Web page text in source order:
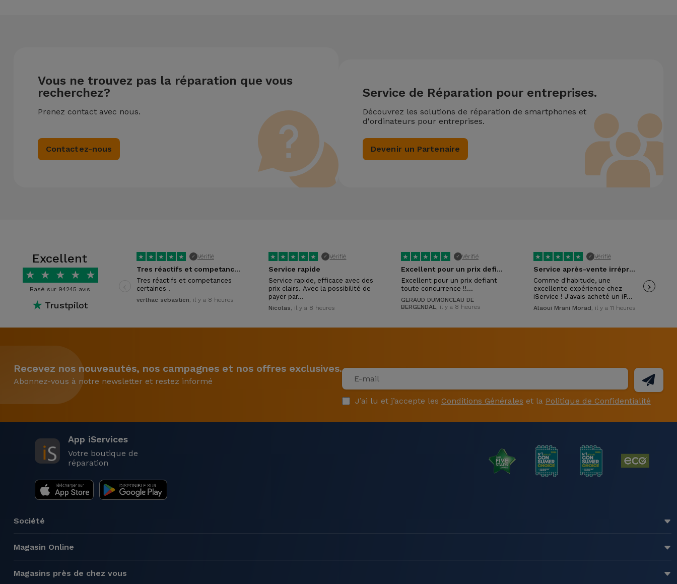
Vous ne trouvez pas la réparation que vous
recherchez?
Prenez contact avec nous.
Contactez-nous
Service de Réparation pour entreprises.
Découvrez les solutions de réparation de smartphones et
d'ordinateurs pour entreprises.
Devenir un Partenaire
Excellent
★ ★ ★ ★ ★
Basé sur 94245 avis
★ Trustpilot
★ ★ ★ ★ ★ ✓ Vérifié
Tres réactifs et competances certaines !
Tres réactifs et competances
certaines !
verlhac sebastien, il y a 8 heures
★ ★ ★ ★ ★ ✓ Vérifié
Service rapide
Service rapide, efficace avec des
prix clairs. Avec la possibilité de
payer par…
Nicolas, il y a 8 heures
★ ★ ★ ★ ★ ✓ Vérifié
Excellent pour un prix defiant toute…
Excellent pour un prix defiant
toute concurrence !!…
GERAUD DUMONCEAU DE
BERGENDAL, il y a 8 heures
★ ★ ★ ★ ★ ✓ Vérifié
Service après-vente irréprochable !
Comme d'habitude, une
excellente expérience chez
iService ! J'avais acheté un iP…
Alaoui Mrani Morad, il y a 11 heures
›
Recevez nos nouveautés, nos campagnes et nos offres exclusives.
Abonnez-vous à notre newsletter et restez informé
J’ai lu et j’accepte les Conditions Générales et la Politique de Confidentialité
App iServices
Votre boutique de
réparation
Société
Magasin Online
Magasins près de chez vous